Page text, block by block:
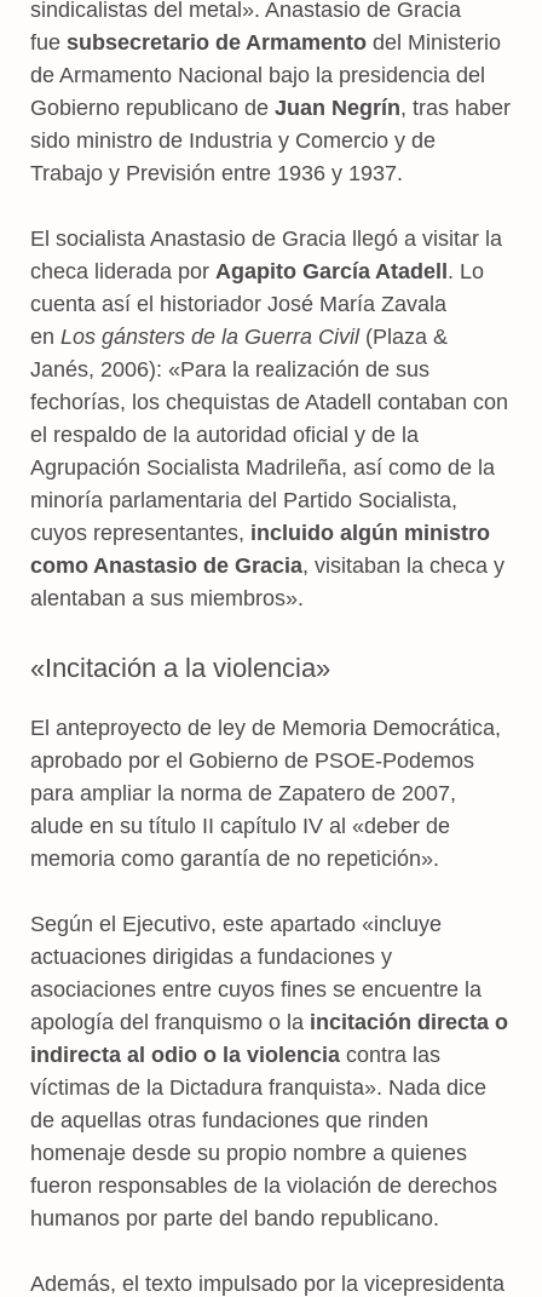
sindicalistas del metal». Anastasio de Gracia
fue subsecretario de Armamento del Ministerio
de Armamento Nacional bajo la presidencia del
Gobierno republicano de Juan Negrín, tras haber
sido ministro de Industria y Comercio y de
Trabajo y Previsión entre 1936 y 1937.
El socialista Anastasio de Gracia llegó a visitar la
checa liderada por Agapito García Atadell. Lo
cuenta así el historiador José María Zavala
en Los gánsters de la Guerra Civil(Plaza &
Janés, 2006): «Para la realización de sus
fechorías, los chequistas de Atadell contaban con
el respaldo de la autoridad oficial y de la
Agrupación Socialista Madrileña, así como de la
minoría parlamentaria del Partido Socialista,
cuyos representantes, incluido algún ministro
como Anastasio de Gracia, visitaban la checa y
alentaban a sus miembros».
«Incitación a la violencia»
El anteproyecto de ley de Memoria Democrática,
aprobado por el Gobierno de PSOE-Podemos
para ampliar la norma de Zapatero de 2007,
alude en su título II capítulo IV al «deber de
memoria como garantía de no repetición».
Según el Ejecutivo, este apartado «incluye
actuaciones dirigidas a fundaciones y
asociaciones entre cuyos fines se encuentre la
apología del franquismo o la incitación directa o
indirecta al odio o la violencia contra las
víctimas de la Dictadura franquista». Nada dice
de aquellas otras fundaciones que rinden
homenaje desde su propio nombre a quienes
fueron responsables de la violación de derechos
humanos por parte del bando republicano.
Además, el texto impulsado por la vicepresidenta